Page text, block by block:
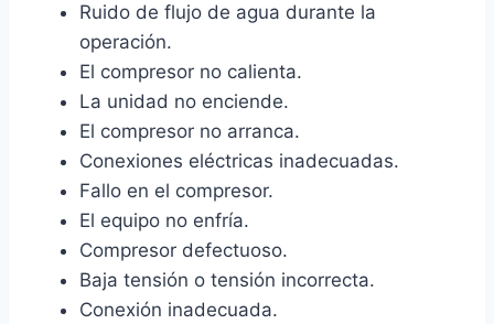
Ruido de flujo de agua durante la
operación.
El compresor no calienta.
La unidad no enciende.
El compresor no arranca.
Conexiones eléctricas inadecuadas.
Fallo en el compresor.
El equipo no enfría.
Compresor defectuoso.
Baja tensión o tensión incorrecta.
Conexión inadecuada.